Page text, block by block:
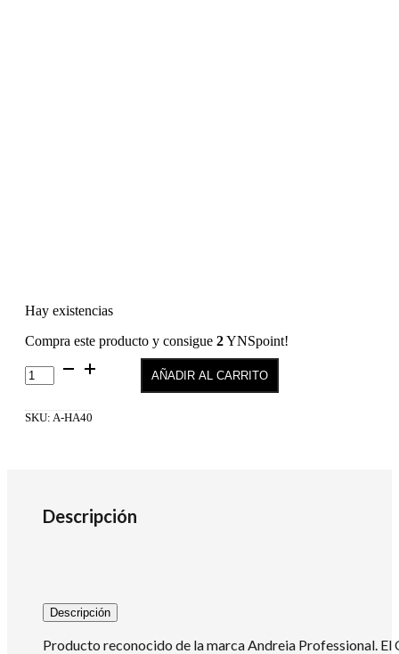
Hay existencias
Compra este producto y consigue 2YNSpoint!
Esmalte
de
Hipoalergenico
AÑADIR AL CARRITO
SKU: A-HA40
Descripción
Descripción
Producto reconocido de la marca Andreia Professional.